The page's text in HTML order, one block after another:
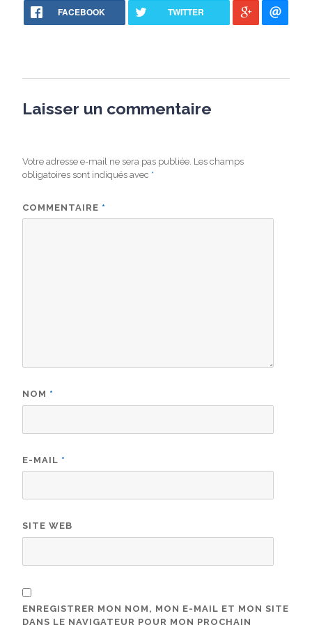
FACEBOOK TWITTER
Laisser un commentaire
Votre adresse e-mail ne sera pas publiée. Les champs
obligatoires sont indiqués avec *
COMMENTAIRE *
NOM *
E-MAIL *
SITE WEB
ENREGISTRER MON NOM, MON E-MAIL ET MON SITE
DANS LE NAVIGATEUR POUR MON PROCHAIN